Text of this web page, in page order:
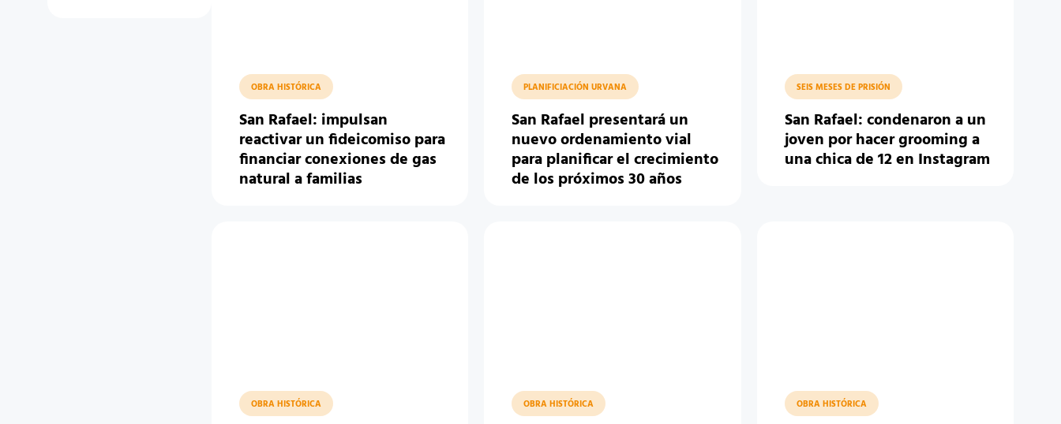
OBRA HISTÓRICA
San Rafael: impulsan
reactivar un fideicomiso para
financiar conexiones de gas
natural a familias
PLANIFICIACIÓN URVANA
San Rafael presentará un
nuevo ordenamiento vial
para planificar el crecimiento
de los próximos 30 años
SEIS MESES DE PRISIÓN
San Rafael: condenaron a un
joven por hacer grooming a
una chica de 12 en Instagram
OBRA HISTÓRICA OBRA HISTÓRICA OBRA HISTÓRICA